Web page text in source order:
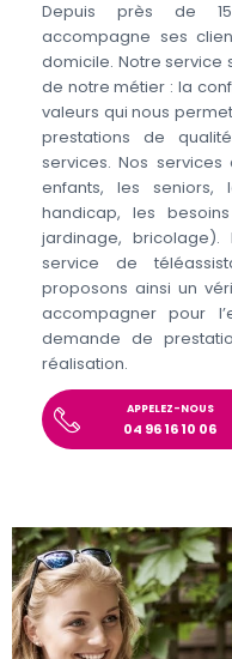
Depuis près de 15
accompagne ses
domicile. Notre service
de notre métier : la
valeurs qui nous
prestations de
services. Nos
enfants, les seniors,
handicap, les
jardinage, bricolage).
service de
proposons ainsi un
accompagner pour
demande de
réalisation.
APPELEZ-NOUS
04 96 16 10 06